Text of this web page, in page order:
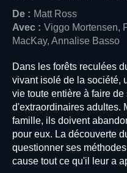
De : Matt Ross
Avec : Viggo Mortensen,
MacKay, Annalise Basso
Dans les forêts reculées
vivant isolé de la société,
vie toute entière à faire
d'extraordinaires adultes.
famille, ils doivent
pour eux. La découverte
questionner ses
cause tout ce qu'il leur a